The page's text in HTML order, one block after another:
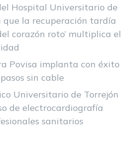
Hospital Universitario de
que la recuperación tardía
corazón roto’ multiplica el
Povisa implanta con éxito
sin cable
Universitario de Torrejón
de electrocardiografía
sanitarios